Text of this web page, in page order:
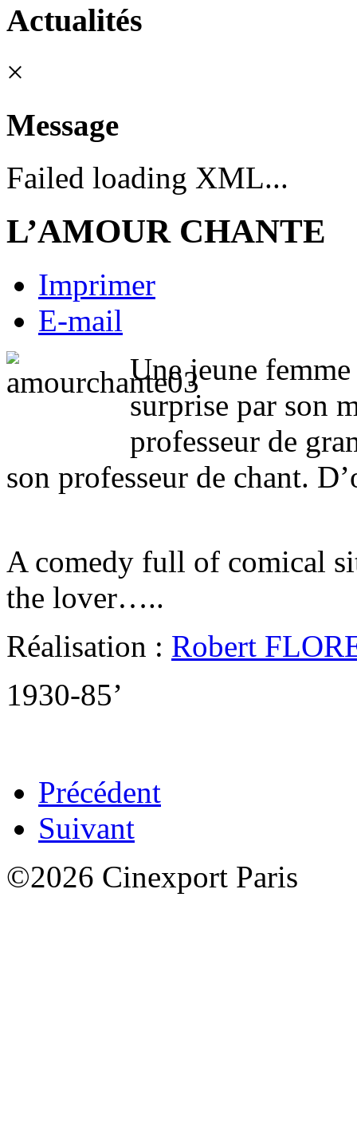
Actualités
×
Message
Failed loading XML...
L’AMOUR CHANTE
Imprimer
E-mail
Une jeune
surprise par son
professeur de
son professeur de chant.
A comedy full of comical
the lover…..
Réalisation : Robert
1930-85’
Précédent
Suivant
©2026 Cinexport Paris